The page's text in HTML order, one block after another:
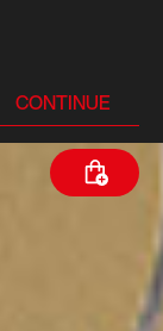
CONTINUE